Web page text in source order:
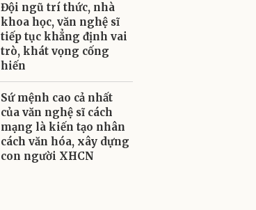
Đội ngũ trí thức, nhà
khoa học, văn nghệ sĩ
tiếp tục khẳng định vai
trò, khát vọng cống
hiến
Sứ mệnh cao cả nhất
của văn nghệ sĩ cách
mạng là kiến tạo nhân
cách văn hóa, xây dựng
con người XHCN